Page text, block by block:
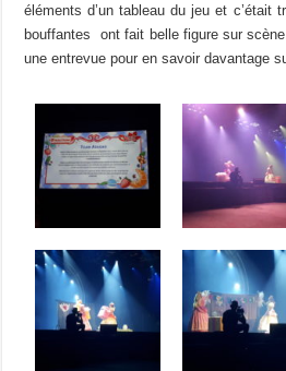
éléments d’un tableau du jeu et c’était
bouffantes ont fait belle figure sur
une entrevue pour en savoir davantage